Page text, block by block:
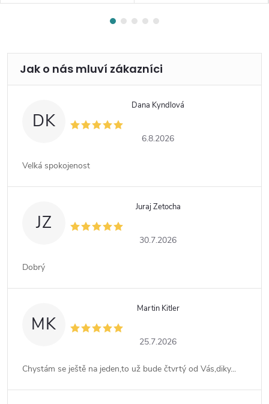
DK
Dana Kyndlová
6.8.2026
Velká spokojenost
JZ
Juraj Zetocha
30.7.2026
Dobrý
MK
Martin Kitler
25.7.2026
Chystám se ještě na jeden,to už bude čtvrtý od Vás,diky...